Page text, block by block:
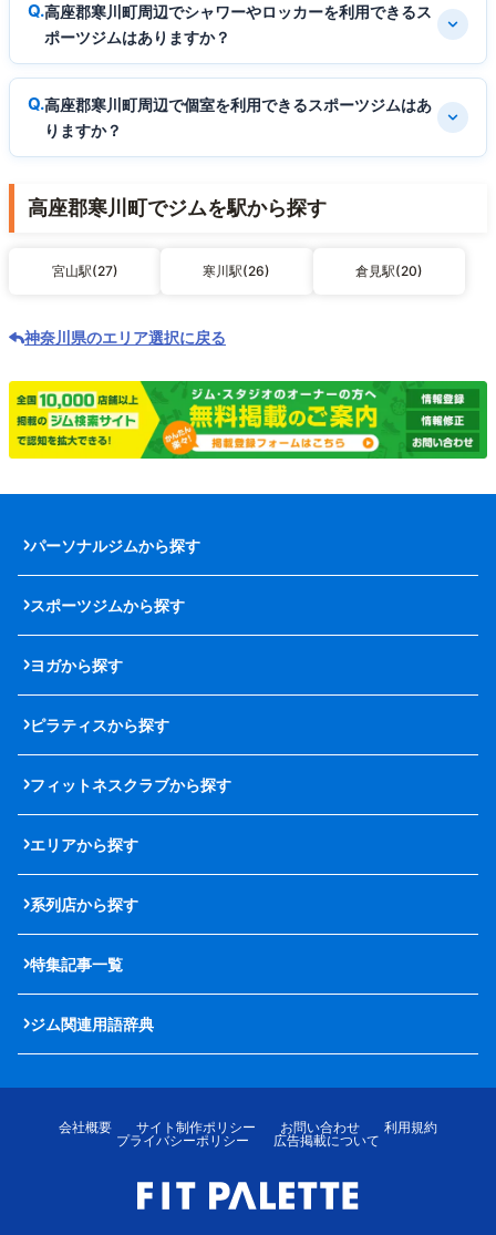
高座郡寒川町周辺でシャワーやロッカーを利用できるス
ポーツジムはありますか？
高座郡寒川町周辺で個室を利用できるスポーツジムはあ
りますか？
高座郡寒川町でジムを駅から探す
宮山駅(27) 寒川駅(26) 倉見駅(20)
神奈川県のエリア選択に戻る
パーソナルジムから探す
スポーツジムから探す
ヨガから探す
ピラティスから探す
フィットネスクラブから探す
エリアから探す
系列店から探す
特集記事一覧
ジム関連用語辞典
会社概要 サイト制作ポリシー お問い合わせ
利用規約
プライバシーポリシー
広告掲載について